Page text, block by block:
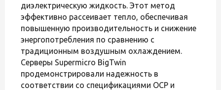
диэлектрическую жидкость. Этот метод
эффективно рассеивает тепло, обеспечивая
повышенную производительность и снижение
энергопотребления по сравнению с
традиционным воздушным охлаждением.
Серверы Supermicro BigTwin
продемонстрировали надежность в
соответствии со спецификациями OCP и